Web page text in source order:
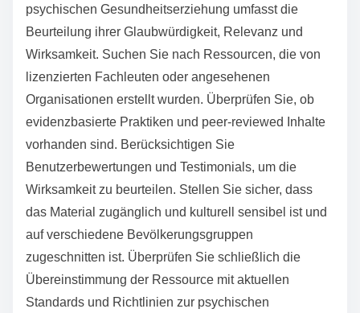
psychischen Gesundheitserziehung umfasst die
Beurteilung ihrer Glaubwürdigkeit, Relevanz und
Wirksamkeit. Suchen Sie nach Ressourcen, die von
lizenzierten Fachleuten oder angesehenen
Organisationen erstellt wurden. Überprüfen Sie, ob
evidenzbasierte Praktiken und peer-reviewed Inhalte
vorhanden sind. Berücksichtigen Sie
Benutzerbewertungen und Testimonials, um die
Wirksamkeit zu beurteilen. Stellen Sie sicher, dass
das Material zugänglich und kulturell sensibel ist und
auf verschiedene Bevölkerungsgruppen
zugeschnitten ist. Überprüfen Sie schließlich die
Übereinstimmung der Ressource mit aktuellen
Standards und Richtlinien zur psychischen